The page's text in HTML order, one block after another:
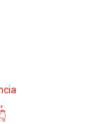
👇